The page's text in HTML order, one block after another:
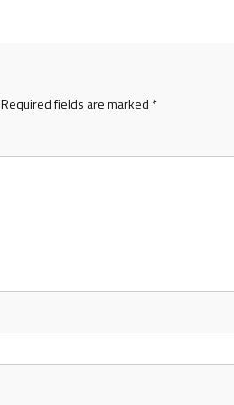
Required fields are marked *